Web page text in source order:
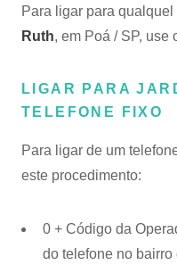
Para ligar para
Ruth, em Poá / SP, use
LIGAR PARA
TELEFONE FIXO
Para ligar de um
este procedimento:
0 + Código da
do telefone no bairro